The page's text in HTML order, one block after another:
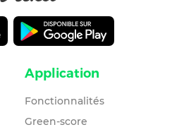
Application
Fonctionnalités
Green-score